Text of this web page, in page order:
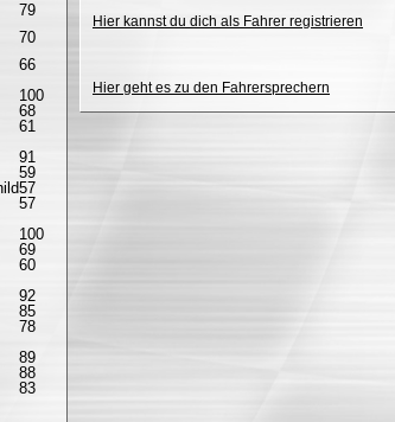
Hier kannst du dich als Fahrer registrieren
Hier geht es zu den Fahrersprechern
79
70
66
100
68
61
91
59
57
57
100
69
60
92
85
78
89
88
83